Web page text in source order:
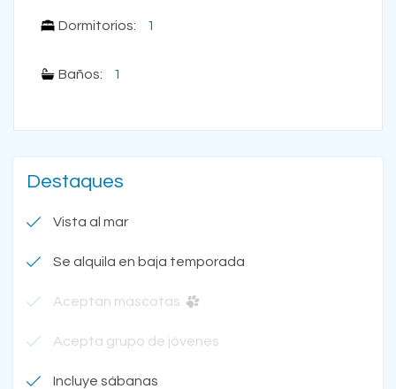
Dormitorios: 1
Baños: 1
Destaques
Vista al mar
Se alquila en baja temporada
Aceptan mascotas
Acepta grupo de jóvenes
Incluye sábanas